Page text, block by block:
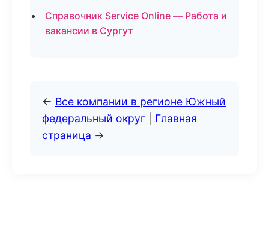
Справочник Service Online — Работа и
вакансии в Сургут
← Все компании в регионе Южный
федеральный округ
Главная
страница →